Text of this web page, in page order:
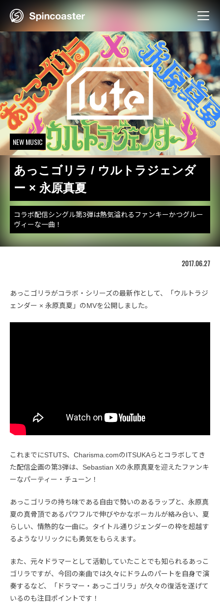
NEW MUSIC
あっこゴリラ / ウルトラジェンダ
ー × 永原真夏
コラボ配信シングル第3弾は熱気溢れるファンキーかつグルー
ヴィーな一曲！
2017.06.27
あっこゴリラがコラボ・シリーズの最新作として、「ウルトラジ
ェンダー × 永原真夏」のMVを公開しました。
これまでにSTUTS、Charisma.comのITSUKAらとコラボしてき
た配信企画の第3弾は、Sebastian Xの永原真夏を迎えたファンキ
ーなパーティー・チューン！
あっこゴリラの持ち味である自由で勢いのあるラップと、永原真
夏の真骨頂であるパワフルで伸びやかなボーカルが絡み合い、夏
らしい、情熱的な一曲に。タイトル通りジェンダーの枠を超越す
るようなリリックにも勇気をもらえます。
また、元々ドラマーとして活動していたことでも知られるあっこ
ゴリラですが、今回の楽曲では久々にドラムのパートを自身で演
奏するなど、「ドラマー・あっこゴリラ」が久々の復活を遂げて
いるのも注目ポイントです！